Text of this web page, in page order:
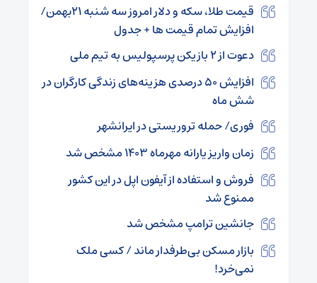
قیمت طلا، سکه و دلار امروز سه شنبه ۲۱بهمن/
افزایش تمام قیمت ها + جدول
دعوت از ۲ بازیکن پرسپولیس به تیم ملی
افزایش ۵۰ درصدی هزینه‌های زندگی کارگران در
شش ماه
فوری/ حمله تروریستی در ایرانشهر
زمان واریز یارانه مهرماه ۱۴۰۳ مشخص شد
فروش و استفاده از آیفون اپل در این کشور
ممنوع شد
جانشین ترامپ مشخص شد
بازار مسکن بی‌طرفدار ماند / کسی ملک
نمی‌خرد!